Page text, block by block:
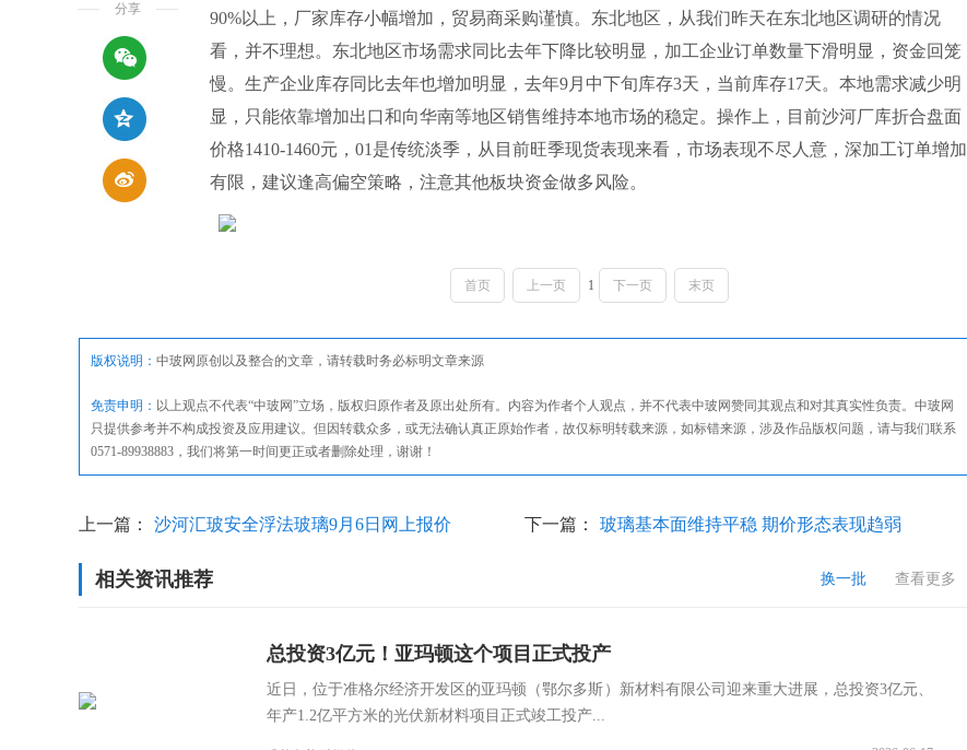
分享
90%以上，厂家库存小幅增加，贸易商采购谨慎。东北地区，从我们昨天在东北地区调研的情况
看，并不理想。东北地区市场需求同比去年下降比较明显，加工企业订单数量下滑明显，资金回笼
慢。生产企业库存同比去年也增加明显，去年9月中下旬库存3天，当前库存17天。本地需求减少明
显，只能依靠增加出口和向华南等地区销售维持本地市场的稳定。操作上，目前沙河厂库折合盘面
价格1410-1460元，01是传统淡季，从目前旺季现货表现来看，市场表现不尽人意，深加工订单增加
有限，建议逢高偏空策略，注意其他板块资金做多风险。
首页 上一页 1 下一页 末页
版权说明： 中玻网原创以及整合的文章，请转载时务必标明文章来源
免责申明： 以上观点不代表“中玻网”立场，版权归原作者及原出处所有。内容为作者个人观点，并不代表中玻网赞同其观点和对其真实性负责。中玻网
只提供参考并不构成投资及应用建议。但因转载众多，或无法确认真正原始作者，故仅标明转载来源，如标错来源，涉及作品版权问题，请与我们联系
0571-89938883，我们将第一时间更正或者删除处理，谢谢！
上一篇： 沙河汇玻安全浮法玻璃9月6日网上报价 下一篇： 玻璃基本面维持平稳 期价形态表现趋弱
相关资讯推荐 查看更多
换一批
总投资3亿元！亚玛顿这个项目正式投产
近日，位于准格尔经济开发区的亚玛顿（鄂尔多斯）新材料有限公司迎来重大进展，总投资3亿元、
年产1.2亿平方米的光伏新材料项目正式竣工投产...